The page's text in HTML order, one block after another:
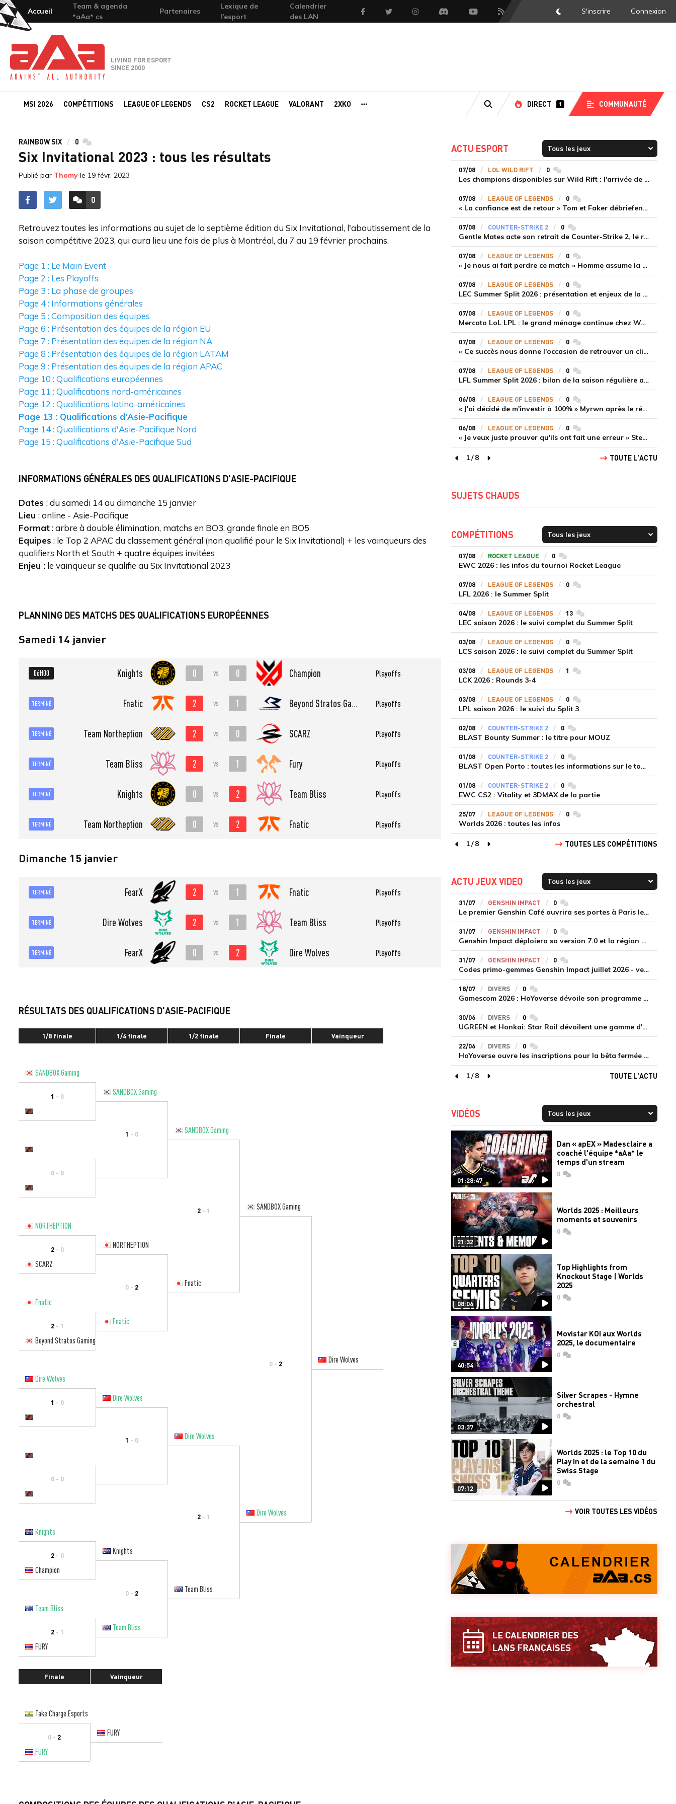
Accueil
Team & agenda
*aAa* cs
Partenaires
Lexique de
l'esport
Calendrier
des LAN
FacebookTwitter InstagramDiscord YoutubeFlux RSS DarkMode
S'inscrire Connexion
Team-aAa - against All authority
LIVING FOR ESPORT
SINCE 2000
MSI 2026 COMPÉTITIONS LEAGUE OF LEGENDS CS2 ROCKET LEAGUE VALORANT 2XKO
RECHERCHE
DIRECT 1 COMMUNAUTÉ
RAINBOW SIX 0 commentaires
Six Invitational 2023 : tous les résultats
Publié par Thomy le 19 févr. 2023
ACCÉDER AUX
0
COMMENTAIRES
Retrouvez toutes les informations au sujet de la septième édition du Six Invitational, l'aboutissement de la
saison compétitive 2023, qui aura lieu une fois de plus à Montréal, du 7 au 19 février prochains.
Page 1 : Le Main Event
Page 2 : Les Playoffs
Page 3 : La phase de groupes
Page 4 : Informations générales
Page 5 : Composition des équipes
Page 6 : Présentation des équipes de la région EU
Page 7 : Présentation des équipes de la région NA
Page 8 : Présentation des équipes de la région LATAM
Page 9 : Présentation des équipes de la région APAC
Page 10 : Qualifications européennes
Page 11 : Qualifications nord-américaines
Page 12 : Qualifications latino-américaines
Page 13 : Qualifications d'Asie-Pacifique
Page 14 : Qualifications d'Asie-Pacifique Nord
Page 15 : Qualifications d'Asie-Pacifique Sud
INFORMATIONS GÉNÉRALES DES QUALIFICATIONS D'ASIE-PACIFIQUE
Dates : du samedi 14 au dimanche 15 janvier
Lieu : online - Asie-Pacifique
Format: arbre à double élimination, matchs en BO3, grande finale en BO5
Equipes : le Top 2 APAC du classement général (non qualifié pour le Six Invitational) + les vainqueurs des
qualifiers North et South + quatre équipes invitées
Enjeu : le vainqueur se qualifie au Six Invitational 2023
PLANNING DES MATCHS DES QUALIFICATIONS EUROPÉENNES
Samedi 14 janvier
06H00 Knights 0 vs 0 Champion Playoffs
TERMINÉ Fnatic 2 vs 1 Beyond Stratos Gaming Playoffs
TERMINÉ Team Northeption 2 vs 0 SCARZ Playoffs
TERMINÉ Team Bliss 2 vs 1 Fury Playoffs
TERMINÉ Knights 0 vs 2 Team Bliss Playoffs
TERMINÉ Team Northeption 0 vs 2 Fnatic Playoffs
Dimanche 15 janvier
TERMINÉ FearX 2 vs 1 Fnatic Playoffs
TERMINÉ Dire Wolves 2 vs 1 Team Bliss Playoffs
TERMINÉ FearX 0 vs 2 Dire Wolves Playoffs
RÉSULTATS DES QUALIFICATIONS D'ASIE-PACIFIQUE
1/8 finale 1/4 finale 1/2 finale Finale Vainqueur
SANDBOX Gaming
1 - 0 SANDBOX Gaming
1 - 0 SANDBOX Gaming
0 - 0
2 - 1
SANDBOX Gaming
NORTHEPTION
2- 0
NORTHEPTION
SCARZ
0 - 2
Fnatic
Fnatic
2- 1
Fnatic
Beyond Stratos Gaming
0 - 2
Dire Wolves
Dire Wolves
1 - 0 Dire Wolves
1 - 0 Dire Wolves
0 - 0
2 - 1
Dire Wolves
Knights
2- 0
Knights
Champion
0 - 2
Team Bliss
Team Bliss
2- 1
Team Bliss
FURY
Finale Vainqueur
Take Charge Esports
0 - 2
FURY
FURY
ACTU ESPORT
07/08 LOL WILD RIFT 0commentaires
Les champions disponibles sur Wild Rift : l'arrivée de Cho'Gath
07/08 LEAGUE OF LEGENDS 0commentaires
« La confiance est de retour » Tom et Faker débriefent la victoire convaincante de T1 face à Dplus KIA
07/08 COUNTER-STRIKE 2 0commentaires
Gentle Mates acte son retrait de Counter-Strike 2, le roster ibérique libéré
07/08 LEAGUE OF LEGENDS 0commentaires
« Je nous ai fait perdre ce match » Homme assume la responsabilité de la défaite de HLE face à Gen.G
07/08 LEAGUE OF LEGENDS 0commentaires
LEC Summer Split 2026 : présentation et enjeux de la troisième semaine de compétition
07/08 LEAGUE OF LEGENDS 0commentaires
Mercato LoL LPL : le grand ménage continue chez Weibo Gaming, Jiejie quitte le navire au profit de Xiaohao
07/08 LEAGUE OF LEGENDS 0commentaires
« Ce succès nous donne l'occasion de retrouver un climat beaucoup plus positif » Ryu et Canyon soulagés après la victoire de Gen.G sur HLE
07/08 LEAGUE OF LEGENDS 0commentaires
LFL Summer Split 2026 : bilan de la saison régulière avec Solary en tête
06/08 LEAGUE OF LEGENDS 0commentaires
« J'ai décidé de m'investir à 100% » Myrwn après le réveil de Movistar KOI face à Fnatic
06/08 LEAGUE OF LEGENDS 0commentaires
« Je veux juste prouver qu'ils ont fait une erreur » Stend se confie sur son mercato chaotique et ses ambitions avec Shifters
page précédente
1/8
page suivante
TOUTE L'ACTU
SUJETS CHAUDS
COMPÉTITIONS
07/08 ROCKET LEAGUE 0commentaires
EWC 2026 : les infos du tournoi Rocket League
07/08 LEAGUE OF LEGENDS 0commentaires
LFL 2026 : le Summer Split
04/08 LEAGUE OF LEGENDS 13commentaires
LEC saison 2026 : le suivi complet du Summer Split
03/08 LEAGUE OF LEGENDS 0commentaires
LCS saison 2026 : le suivi complet du Summer Split
03/08 LEAGUE OF LEGENDS 1 commentaires
LCK 2026 : Rounds 3-4
03/08 LEAGUE OF LEGENDS 0commentaires
LPL saison 2026 : le suivi du Split 3
02/08 COUNTER-STRIKE 2 0commentaires
BLAST Bounty Summer : le titre pour MOUZ
01/08 COUNTER-STRIKE 2 0commentaires
BLAST Open Porto : toutes les informations sur le tournoi
01/08 COUNTER-STRIKE 2 0commentaires
EWC CS2 : Vitality et 3DMAX de la partie
25/07 LEAGUE OF LEGENDS 0commentaires
Worlds 2026 : toutes les infos
page précédente
1/8
page suivante
TOUTES LES COMPÉTITIONS
ACTU JEUX VIDEO
31/07 GENSHIN IMPACT 0commentaires
Le premier Genshin Café ouvrira ses portes à Paris le 14 août
31/07 GENSHIN IMPACT 0commentaires
Genshin Impact déploiera sa version 7.0 et la région de Snezhnaya le 12 août
31/07 GENSHIN IMPACT 0commentaires
Codes primo-gemmes Genshin Impact juillet 2026 - version 7.0
18/07 DIVERS 0commentaires
Gamescom 2026 : HoYoverse dévoile son programme et présente deux nouveaux jeux inédits
30/06 DIVERS 0commentaires
UGREEN et Honkai: Star Rail dévoilent une gamme d'accessoires de recharge en édition limitée
22/06 DIVERS 0commentaires
HoYoverse ouvre les inscriptions pour la bêta fermée de Honkai : Nexus Anima
page précédente
1/8
page suivante
TOUTE L'ACTU
VIDÉOS
01:28:47
Dan « apEX » Madesclaire a
coaché l'équipe *aAa* le
temps d'un stream
0commentaires
21:32
Worlds 2025 : Meilleurs
moments et souvenirs
0commentaires
08:06
Top Highlights from
Knockout Stage | Worlds
2025
0commentaires
40:54
Movistar KOI aux Worlds
2025, le documentaire
0commentaires
03:37
Silver Scrapes - Hymne
orchestral
0commentaires
07:12
Worlds 2025 : le Top 10 du
Play In et de la semaine 1 du
Swiss Stage
0commentaires
VOIR TOUTES LES VIDÉOS